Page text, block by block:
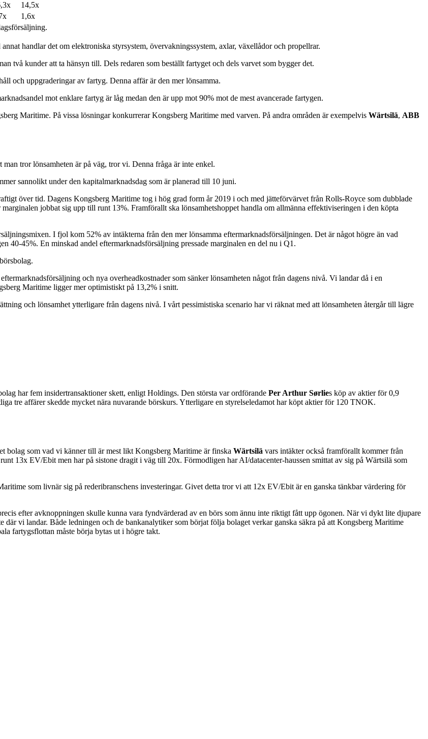
14,5x
1,6x
handlar det om elektroniska styrsystem, övervakningssystem, axlar, växellådor och propellrar.
två kunder att ta hänsyn till. Dels redaren som beställt fartyget och dels varvet som bygger det.
och uppgraderingar av fartyg. Denna affär är den mer lönsamma.
mot enklare fartyg är låg medan den är upp mot 90% mot de mest avancerade fartygen.
Maritime. På vissa lösningar konkurrerar Kongsberg Maritime med varven. På andra områden är exempelvis Wärtsilä, ABB
tror lönsamheten är på väg, tror vi. Denna fråga är inte enkel.
sannolikt under den kapitalmarknadsdag som är planerad till 10 juni.
över tid. Dagens Kongsberg Maritime tog i hög grad form år 2019 i och med jätteförvärvet från Rolls-Royce som dubblade
jobbat sig upp till runt 13%. Framförallt ska lönsamhetshoppet handla om allmänna effektiviseringen i den köpta
I fjol kom 52% av intäkterna från den mer lönsamma eftermarknadsförsäljningen. Det är något högre än vad
40-45%. En minskad andel eftermarknadsförsäljning pressade marginalen en del nu i Q1.
och nya overheadkostnader som sänker lönsamheten något från dagens nivå. Vi landar då i en
Maritime ligger mer optimistiskt på 13,2% i snitt.
och lönsamhet ytterligare från dagens nivå. I vårt pessimistiska scenario har vi räknat med att lönsamheten återgår till lägre
har fem insidertransaktioner skett, enligt Holdings. Den största var ordförande Per Arthur Sørlies köp av aktier för 0,9
tre affärer skedde mycket nära nuvarande börskurs. Ytterligare en styrelseledamot har köpt aktier för 120 TNOK.
bolag som vad vi känner till är mest likt Kongsberg Maritime är finska Wärtsilä vars intäkter också framförallt kommer från
13x EV/Ebit men har på sistone dragit i väg till 20x. Förmodligen har AI/datacenter-haussen smittat av sig på Wärtsilä som
som livnär sig på rederibranschens investeringar. Givet detta tror vi att 12x EV/Ebit är en ganska tänkbar värdering för
efter avknoppningen skulle kunna vara fyndvärderad av en börs som ännu inte riktigt fått upp ögonen. När vi dykt lite djupare
där vi landar. Både ledningen och de bankanalytiker som börjat följa bolaget verkar ganska säkra på att Kongsberg Maritime
fartygsflottan måste börja bytas ut i högre takt.